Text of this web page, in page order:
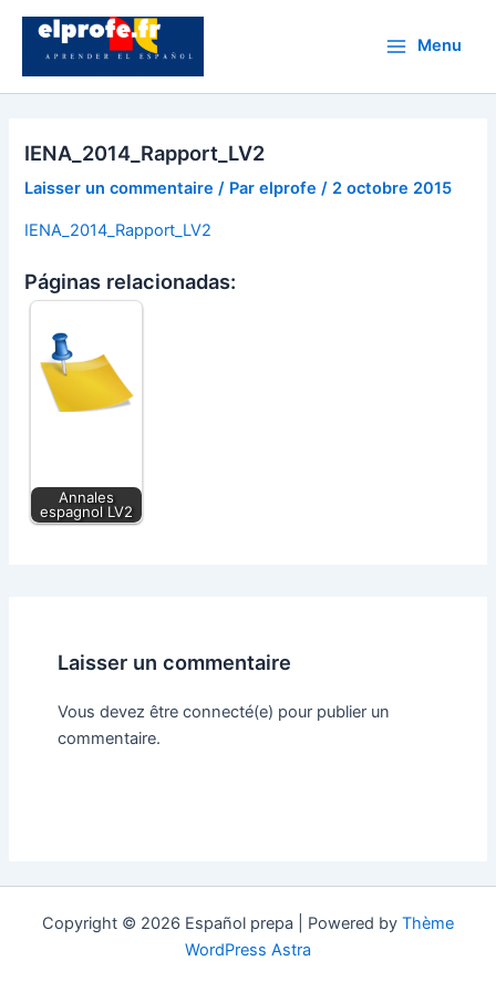
Aller
contenu
Menu
IENA_2014_Rapport_LV2
Laisser un commentaire / Parelprofe/ 2 octobre 2015
IENA_2014_Rapport_LV2
Páginas relacionadas:
Annales
espagnol LV2
Laisser un commentaire
Vous devez être connecté(e) pour publier un
commentaire.
Copyright © 2026 Español prepa | Powered by Thème
WordPress Astra